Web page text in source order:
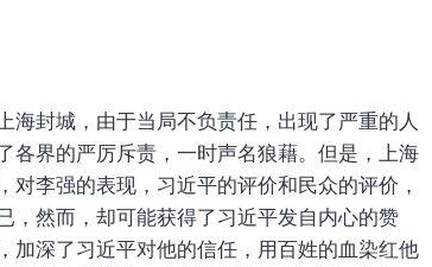
封城，由于当局不负责任，出现了严重的人
各界的严厉斥责，一时声名狼藉。但是，上海
李强的表现，习近平的评价和民众的评价，
，然而，却可能获得了习近平发自内心的赞
加深了习近平对他的信任，用百姓的血染红他